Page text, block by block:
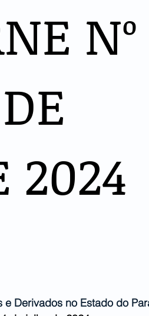
Nº
2024
Derivados no Estado do